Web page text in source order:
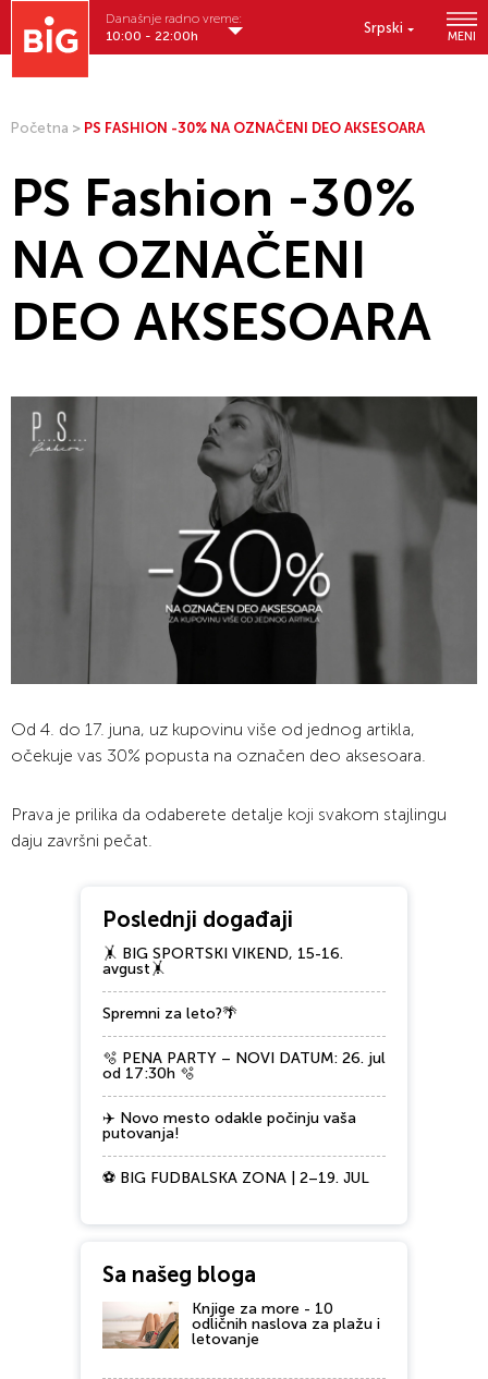
Srpski
MENI
Današnje radno vreme:
10:00 - 22:00h
Početna > PS FASHION -30% NA OZNAČENI DEO AKSESOARA
PS Fashion -30%
NA OZNAČENI
DEO AKSESOARA
Od 4. do 17. juna, uz kupovinu više od jednog artikla,
očekuje vas 30% popusta na označen deo aksesoara.
Prava je prilika da odaberete detalje koji svakom stajlingu
daju završni pečat.
Poslednji događaji
🤸 BIG SPORTSKI VIKEND, 15-16.
avgust🤸
Spremni za leto?🌴
🫧 PENA PARTY – NOVI DATUM: 26. jul
od 17:30h 🫧
✈️ Novo mesto odakle počinju vaša
putovanja!
⚽ BIG FUDBALSKA ZONA | 2–19. JUL
Sa našeg bloga
Knjige za more - 10
odličnih naslova za plažu i
letovanje